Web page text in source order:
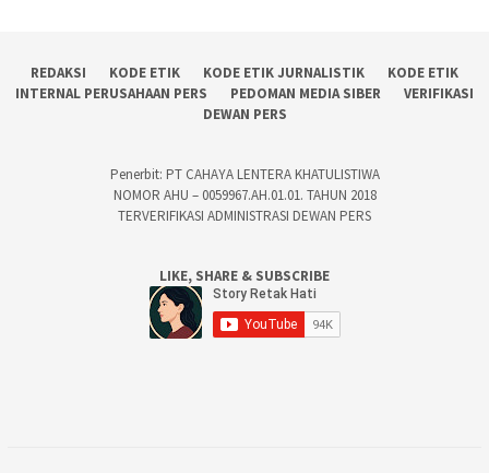
REDAKSI KODE ETIK KODE ETIK JURNALISTIK
KODE ETIK
INTERNAL PERUSAHAAN PERS
PEDOMAN MEDIA SIBER
VERIFIKASI
DEWAN PERS
Penerbit: PT CAHAYA LENTERA KHATULISTIWA
NOMOR AHU – 0059967.AH.01.01. TAHUN 2018
TERVERIFIKASI ADMINISTRASI DEWAN PERS
LIKE, SHARE & SUBSCRIBE